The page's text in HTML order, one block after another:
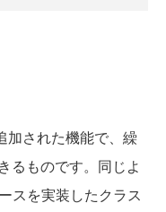
された機能で、繰
るものです。同じよ
スを実装したクラス